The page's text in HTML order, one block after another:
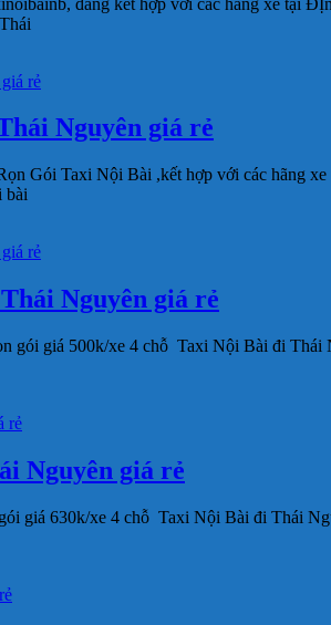
Nguyên giá rẻ
Gói Taxi Nội Bài ,kết hợp với các hãng
bài
Nguyên giá rẻ
gói giá 500k/xe 4 chỗ Taxi Nội Bài đi
Nguyên giá rẻ
giá 630k/xe 4 chỗ Taxi Nội Bài đi Thái